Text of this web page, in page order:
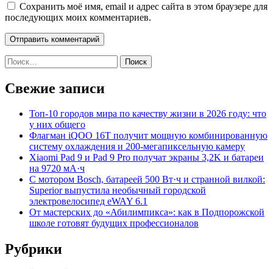
Сохранить моё имя, email и адрес сайта в этом браузере для
последующих моих комментариев.
Найти:
Свежие записи
Топ-10 городов мира по качеству жизни в 2026 году: что
у них общего
Флагман iQOO 16T получит мощную комбинированную
систему охлаждения и 200-мегапиксельную камеру
Xiaomi Pad 9 и Pad 9 Pro получат экраны 3,2K и батареи
на 9720 мА·ч
С мотором Bosch, батареей 500 Вт·ч и странной вилкой:
Superior выпустила необычный городской
электровелосипед eWAY 6.1
От мастерских до «Абилимпикса»: как в Подпорожской
школе готовят будущих профессионалов
Рубрики